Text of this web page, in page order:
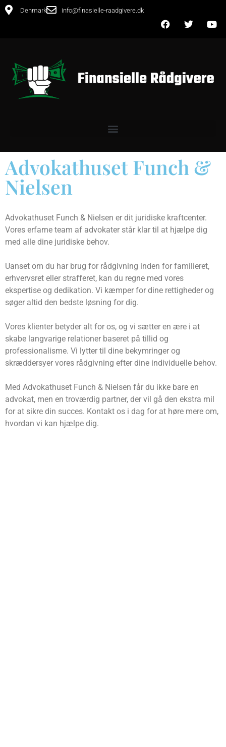
Denmark info@finasielle-raadgivere.dk
Advokathuset Funch &
Nielsen
Advokathuset Funch & Nielsen er dit juridiske kraftcenter.
Vores erfarne team af advokater står klar til at hjælpe dig
med alle dine juridiske behov.
Uanset om du har brug for rådgivning inden for familieret,
erhvervsret eller strafferet, kan du regne med vores
ekspertise og dedikation. Vi kæmper for dine rettigheder og
søger altid den bedste løsning for dig.
Vores klienter betyder alt for os, og vi sætter en ære i at
skabe langvarige relationer baseret på tillid og
professionalisme. Vi lytter til dine bekymringer og
skræddersyer vores rådgivning efter dine individuelle behov.
Med Advokathuset Funch & Nielsen får du ikke bare en
advokat, men en troværdig partner, der vil gå den ekstra mil
for at sikre din succes. Kontakt os i dag for at høre mere om,
hvordan vi kan hjælpe dig.